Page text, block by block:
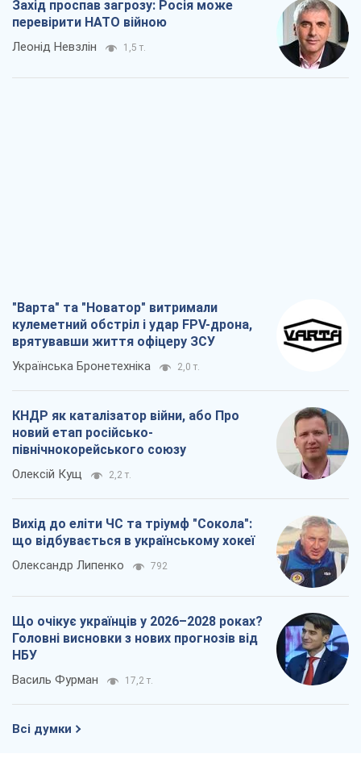
Захід проспав загрозу: Росія може
перевірити НАТО війною
Леонід Невзлін 1,5 т.
"Варта" та "Новатор" витримали
кулеметний обстріл і удар FPV-дрона,
врятувавши життя офіцеру ЗСУ
Українська Бронетехніка 2,0 т.
КНДР як каталізатор війни, або Про
новий етап російсько-
північнокорейського союзу
Олексій Кущ 2,2 т.
Вихід до еліти ЧС та тріумф "Сокола":
що відбувається в українському хокеї
Олександр Липенко 792
Що очікує українців у 2026–2028 роках?
Головні висновки з нових прогнозів від
НБУ
Василь Фурман 17,2 т.
Всі думки